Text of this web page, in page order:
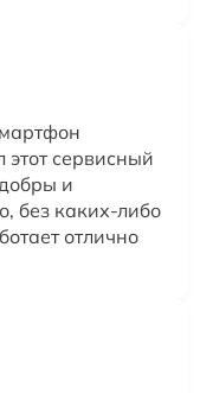
сервисный
и
без каких-либо
отлично